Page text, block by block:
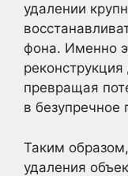
удалении
фона. Именно
превращая
в безупречное
Таким
удаления